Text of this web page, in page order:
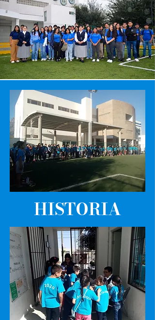
HISTORIA